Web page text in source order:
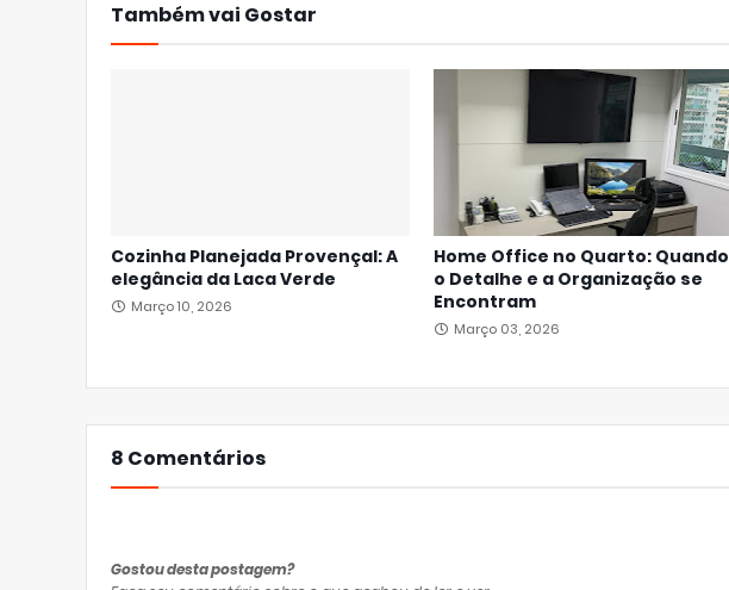
Também vai Gostar
Cozinha Planejada Provençal: A
elegância da Laca Verde
Março 10, 2026
Home Office no Quarto: Quando
o Detalhe e a Organização se
Encontram
Março 03, 2026
8 Comentários
Gostou desta postagem?